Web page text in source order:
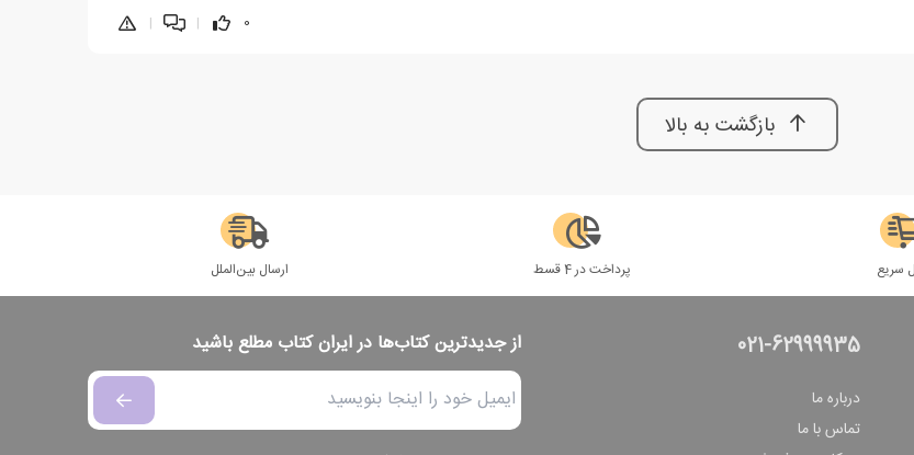
0
|
|
بازگشت به بالا
سریع پرداخت در 4 قسط ارسال بین‌الملل
021-62999935
درباره ما
تماس با ما
از جدیدترین کتاب‌ها در ایران کتاب مطلع باشید